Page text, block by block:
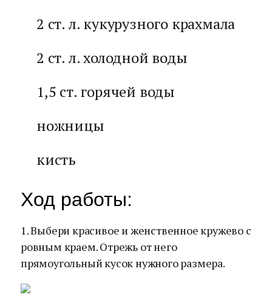
2 ст. л. кукурузного крахмала
2 ст. л. холодной воды
1,5 ст. горячей воды
ножницы
кисть
Ход работы:
1. Выбери красивое и женственное кружево с
ровным краем. Отрежь от него
прямоугольный кусок нужного размера.